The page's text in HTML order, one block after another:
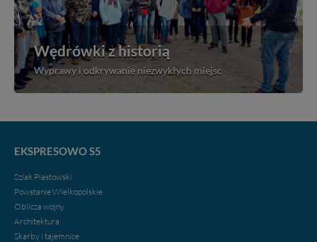
Wędrówki z historią
Wyprawy i odkrywanie niezwykłych miejsc
EKSPRESOWO S5
Szlak Piastowski
Powstanie Wielkopolskie
Oblicza wojny
Architektura
Skarby i tajemnice